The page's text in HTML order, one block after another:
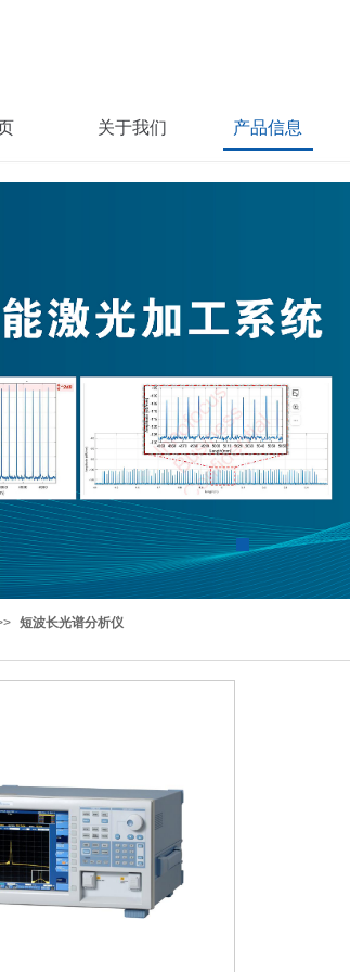
短波长光谱分析仪
关于我们 产品信息